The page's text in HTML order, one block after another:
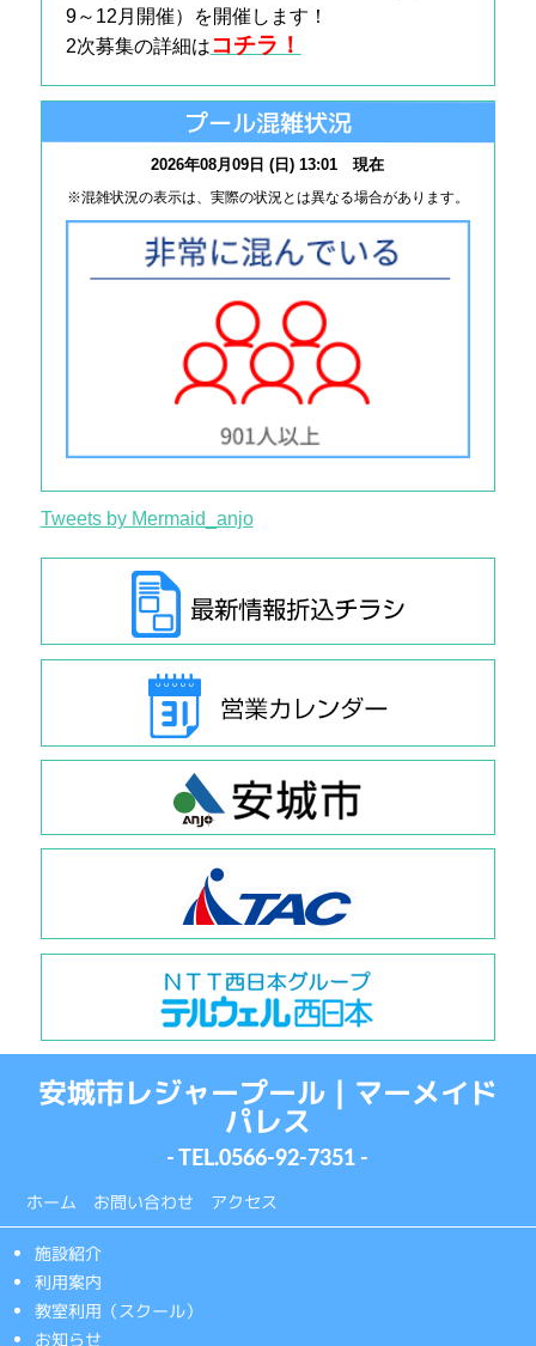
9～12月開催）を開催します！
2次募集の詳細はコチラ！
プール混雑状況
2026年08月09日 (日) 13:01 現在
※混雑状況の表示は、実際の状況とは異なる場合があります。
Tweets by Mermaid_anjo
安城市レジャープール｜マーメイド
パレス
- TEL.0566-92-7351 -
ホーム お問い合わせ アクセス
施設紹介
利用案内
教室利用（スクール）
お知らせ